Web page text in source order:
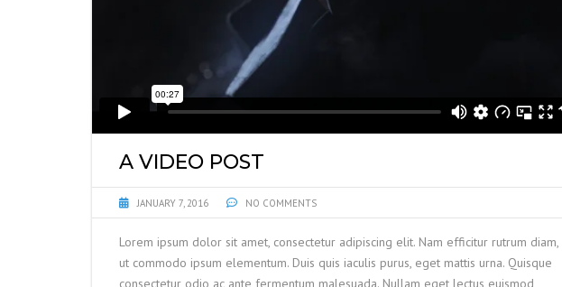
A VIDEO POST
JANUARY 7, 2016 NO COMMENTS
Lorem ipsum dolor sit amet, consectetur adipiscing elit. Nam efficitur rutrum diam,
ut commodo ipsum elementum. Duis quis iaculis purus, eget mattis urna. Quisque
consectetur odio ac ante fermentum malesuada. Nullam eget lectus euismod,